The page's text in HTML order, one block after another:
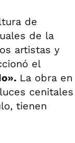
de
de la
artistas y
el
La obra en
cenitales
tienen